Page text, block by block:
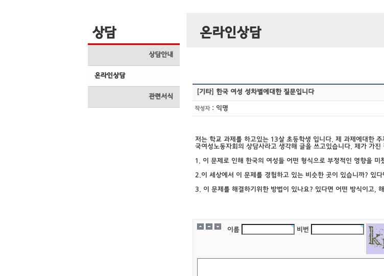
상담
상담안내
온라인상담
관련서식
온라인상담
[기타] 한국 여성 성차별에대한 질문입니다
작성자: 익명
저는 학교 과제를 하고있는 13살 초등학생 입니다. 제 과제에대한
국여성노동자회의 상담사라고 생각해 글을 쓰고있습니다. 제가 가진
1. 이 문제로 인해 한국의 여성들 어떤 형식으로 부정적인 영향을 미
2.이 세상에서 이 문제를 경험하고 있는 비슷한 곳이 있습니까? 있
3. 이 문제를 해결하기위한 방법이 있나요? 있다면 어떤 방식이고,
이름 비번